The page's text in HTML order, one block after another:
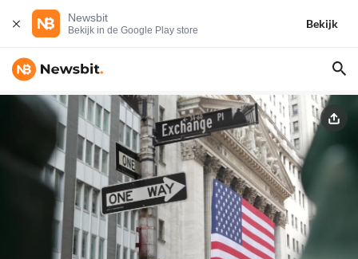
Newsbit
Bekijk in de Google Play store
Bekijk